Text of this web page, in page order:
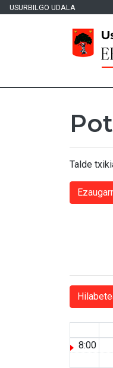
USURBILGO UDALA
Talde
8:00